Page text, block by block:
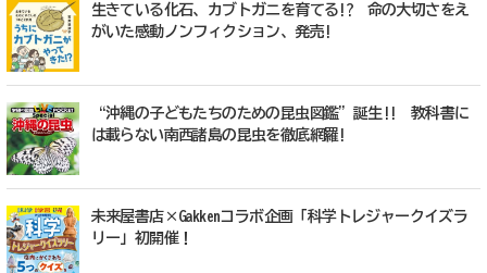
生きている化石、カブトガニを育てる!? 命の大切さをえ
がいた感動ノンフィクション、発売!
“沖縄の子どもたちのための昆虫図鑑”誕生!! 教科書に
は載らない南西諸島の昆虫を徹底網羅!
未来屋書店×Gakkenコラボ企画「科学トレジャークイズラ
リー」初開催！